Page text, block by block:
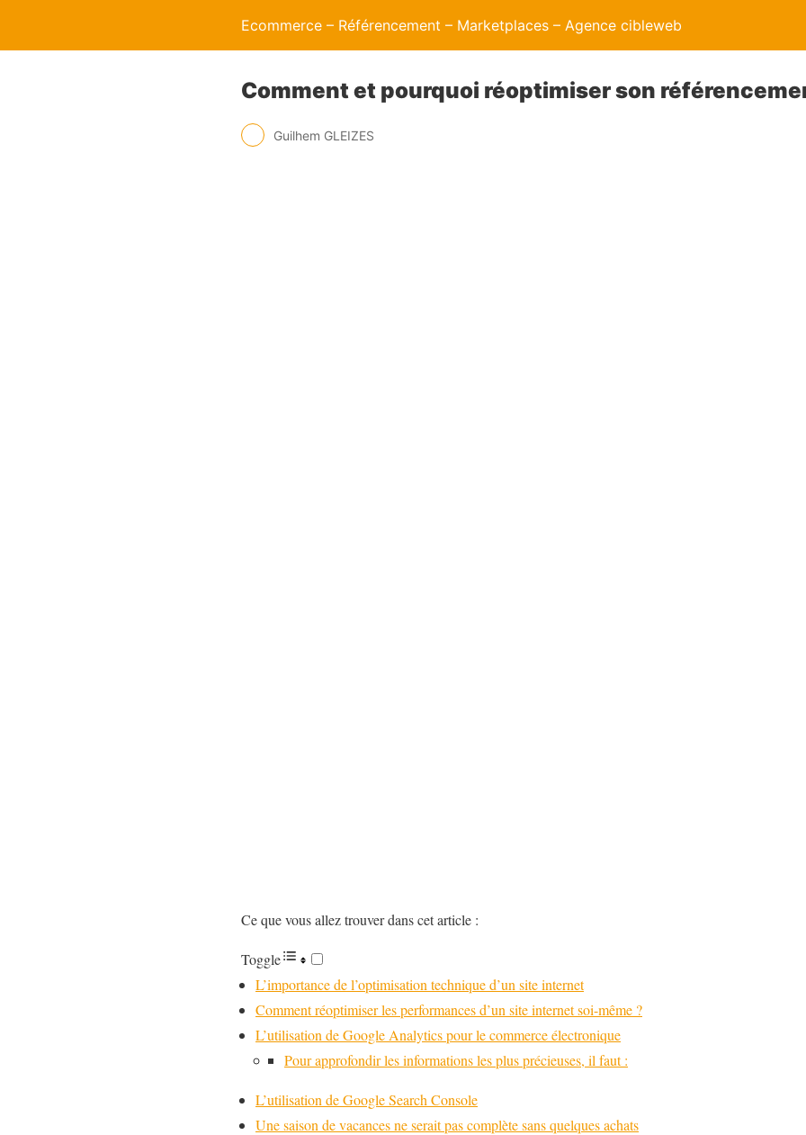
Ecommerce – Référencement – Marketplaces – Agence cibleweb
Comment et pourquoi réoptimiser son
Guilhem GLEIZES
Ce que vous allez trouver dans cet article :
Toggle
L’importance de l’optimisation technique d’un site internet
Comment réoptimiser les performances d’un site internet soi-même ?
L’utilisation de Google Analytics pour le commerce électronique
Pour approfondir les informations les plus précieuses, il faut :
L’utilisation de Google Search Console
Une saison de vacances ne serait pas complète sans quelques achats